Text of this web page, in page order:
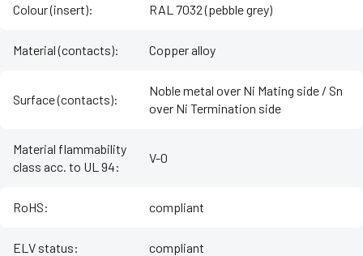
Colour (insert): RAL 7032 (pebble grey)
Material (contacts): Copper alloy
Surface (contacts):
Noble metal over Ni Mating side / Sn
over Ni Termination side
Material flammability
class acc. to UL 94:
V-0
RoHS: compliant
ELV status: compliant